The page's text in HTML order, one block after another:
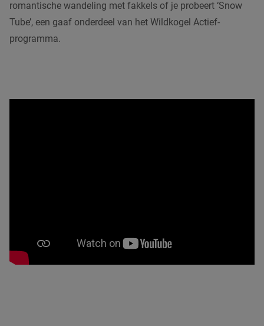
romantische wandeling met fakkels of je probeert ‘Snow
Tube’, een gaaf onderdeel van het Wildkogel Actief-
programma.